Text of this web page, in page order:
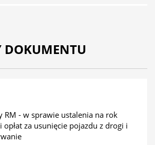
DOKUMENTU
RM - w sprawie ustalenia na rok
za usunięcie pojazdu z drogi i